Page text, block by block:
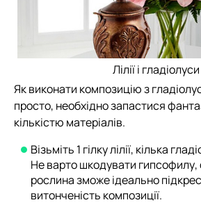
Лілії і гладіолуси
Як виконати композицію з
просто, необхідно запастися
кількістю матеріалів.
Візьміть 1 гілку лілії, кілька
Не варто шкодувати гипсофилу,
рослина зможе ідеально
витонченість композиції.